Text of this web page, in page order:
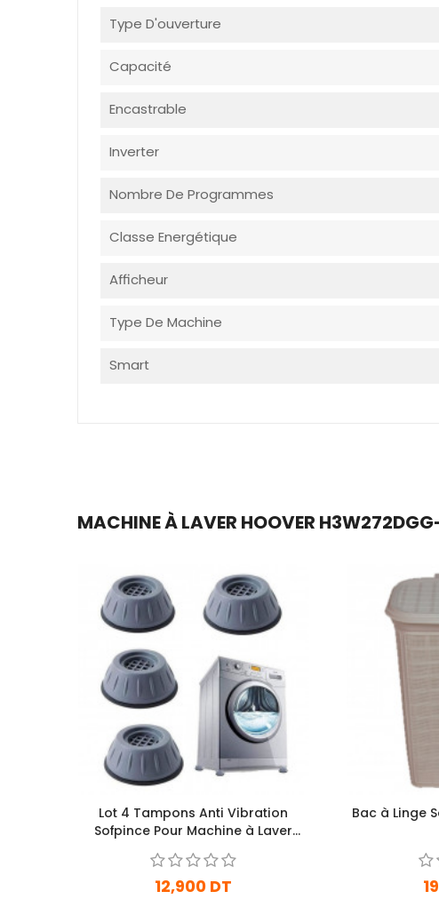
Type D'ouverture
Capacité
Encastrable
Inverter
Nombre De Programmes
Classe Energétique
Afficheur
Type De Machine
Smart
MACHINE À LAVER HOOVER
Lot 4 Tampons Anti Vibration
Sofpince Pour Machine à Laver
Gris
12,900 DT
Bac à Linge